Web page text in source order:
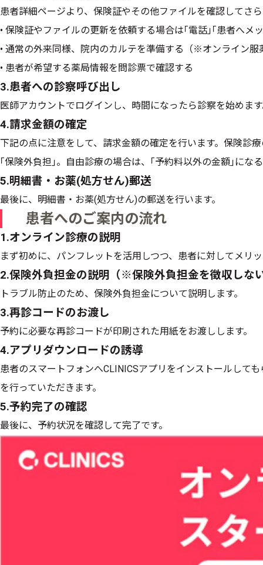
患者詳細ページより、保険証やその他ファイルを確認してさ
• 保険証やファイルの更新を依頼する場合は｢電話｣｢患者へメ
• 通常の外来同様、院内のカルテを準備する（※オンライン服
• 患者が希望する薬局情報を問診票で確認する
3.患者への診察呼び出し
医師アカウントでログインし、時間になったら診察を始めま
4.請求金額の確定
下記の点に注意をして、請求金額の確定を行います。保険診
｢保険外負担｣。自由診療の場合は、｢予約料以外の金額｣にな
5.明細書・お薬(処方せん)郵送
最後に、明細書・お薬(処方せん)の郵送を行います。
患者へのご案内の流れ
1.オンライン診療の説明
まず初めに、パンフレットを活用しつつ、患者に対してメリ
2.保険外負担金の説明（※保険外負担金を徴収しな
トラブル防止のため、保険外負担金について説明します。
3.再診コードのお渡し
予約に必要な再診コードが印刷された用紙をお渡しします。
4.アプリダウンロードの誘導
患者のスマートフォンへCLINICSアプリをインストールして
を行っていただきます。
5.予約完了の確認
最後に、予約状況を確認して完了です。